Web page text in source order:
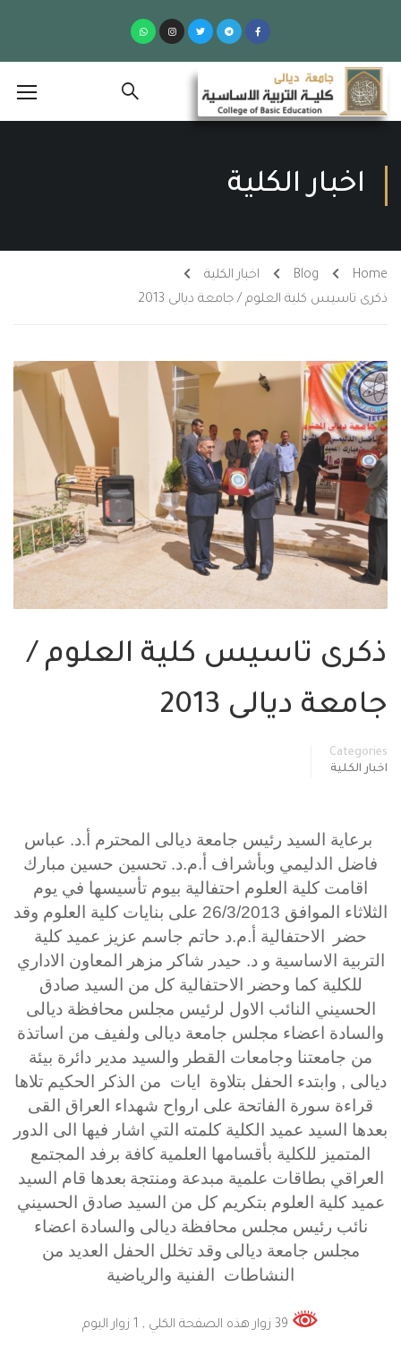
اخبار الكلية
Home
Blog
اخبار الكلية
ذكرى تاسيس كلية العلوم / جامعة ديالى 2013
ذكرى تاسيس كلية العلوم /
جامعة ديالى 2013
Categories
اخبار الكلية
برعاية السيد رئيس جامعة ديالى المحترم أ.د. عباس
فاضل الدليمي وبأشراف أ.م.د. تحسين حسين مبارك
اقامت كلية العلوم احتفالية بيوم تأسيسها في يوم
الثلاثاء الموافق 26/3/2013 على بنايات كلية العلوم وقد
حضر
الاحتفالية أ.م.د حاتم جاسم عزيز عميد كلية
التربية الاساسية و د. حيدر شاكر مزهر المعاون الاداري
للكلية كما وحضر الاحتفاليةكل من السيد صادق
الحسيني النائب الاول لرئيس مجلس محافظة ديالى
والسادة اعضاء مجلس جامعة ديالى ولفيف من اساتذة
من جامعتنا وجامعات القطر والسيد مدير دائرة بيئة
ديالى , و ابتدء الحفل بتلاوة ايات من الذكر الحكيم تلاها
قراءة سورة الفاتحة على ارواح شهداء العراق القى
بعدها السيد عميد الكلية كلمته التي اشار فيها الى الدور
المتميز للكلية بأقسامها العلمية كافة برفد المجتمع
العراقي بطاقات علمية مبدعة ومنتجة بعدها قام السيد
عميد كلية العلوم بتكريم كل من السيد صادق الحسيني
نائب رئيس مجلس محافظة ديالى والسادة اعضاء
مجلس جامعة ديالى وقد تخلل الحفل العديد من
النشاطات الفنية والرياضية
, 1 زوار اليوم